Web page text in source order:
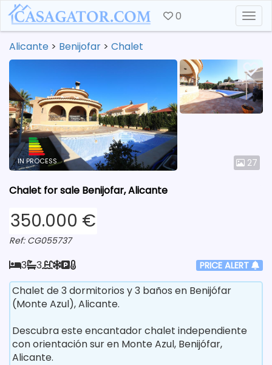
0
Alicante > Benijofar > Chalet
27
IN PROCESS
Chalet for sale Benijofar, Alicante
350.000 €
Ref: CG055737
3 3 PRICE ALERT
Chalet de 3 dormitorios y 3 baños en Benijófar
(Monte Azul), Alicante.
Descubra este encantador chalet independiente
con orientación sur en Monte Azul, Benijófar,
Alicante.